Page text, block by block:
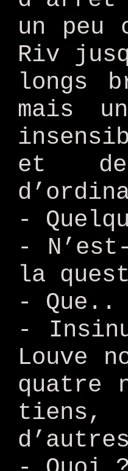
un peu
Riv
longs
mais
et de
-
-
la
- Que..
-
Louve
quatre
tiens,